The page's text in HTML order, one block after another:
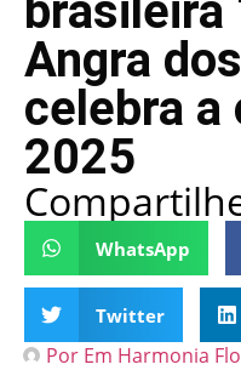
brasileira
Angra
celebra a
2025
WhatsApp
Twitter
Por Em Harmonia